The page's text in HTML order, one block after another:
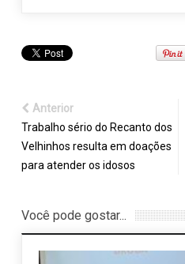
Anterior
Trabalho sério do Recanto dos
Velhinhos resulta em doações
para atender os idosos
Você pode gostar...